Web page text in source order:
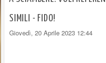
SIMILI - FIDO!
Giovedì, 20 Aprile 2023 12:44